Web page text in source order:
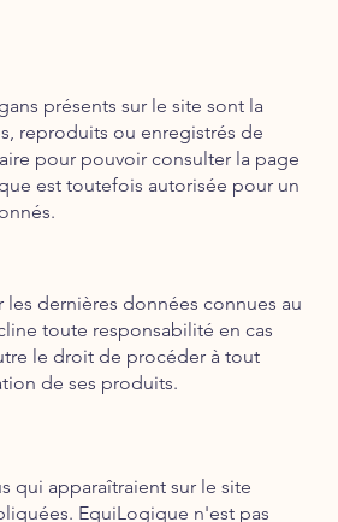
présents sur le site sont la
reproduits ou enregistrés de
pour pouvoir consulter la page
est toutefois autorisée pour un
les dernières données connues au
toute responsabilité en cas
le droit de procéder à tout
de ses produits.
qui apparaîtraient sur le site
EquiLogique n'est pas